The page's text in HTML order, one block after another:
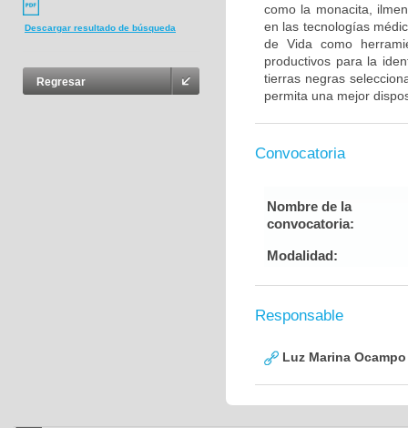
Descargar resultado de búsqueda
Regresar
como la monacita,
en las tecnologías
de Vida como
productivos para la
tierras negras
permita una mejor
Convocatoria
Nombre de la
convocatoria:
Modalidad:
Responsable
Luz Marina